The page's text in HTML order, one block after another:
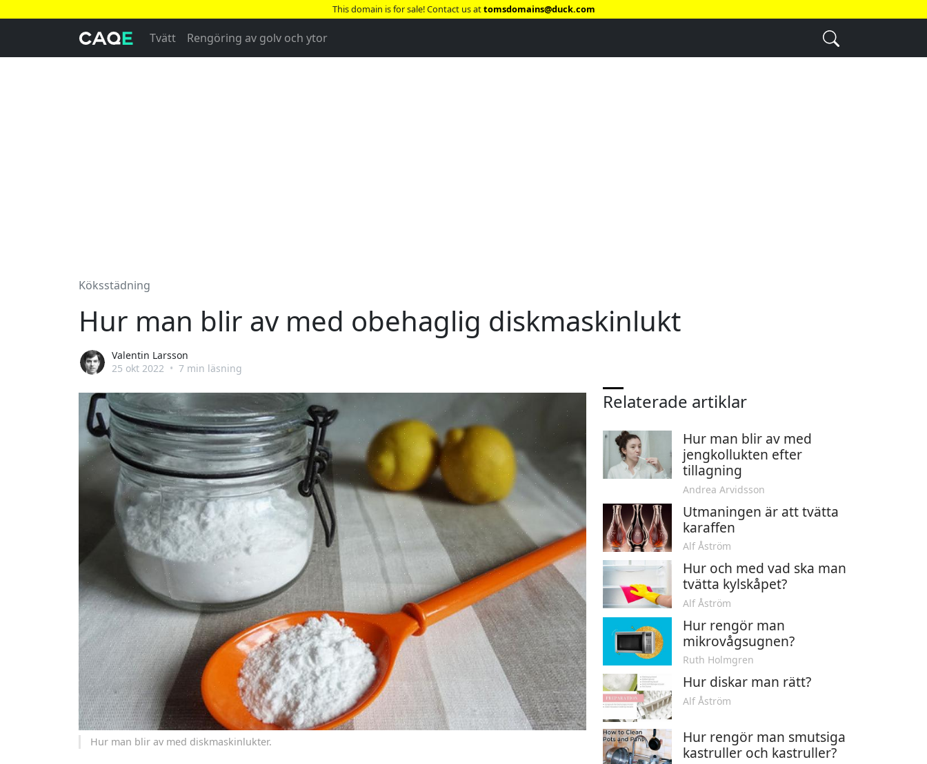
This domain is for sale! Contact us attomsdomains@duck.com
Tvätt Rengöring av golv och ytor
Köksstädning
Hur man blir av med obehaglig diskmaskinlukt
Valentin Larsson
25 okt 2022 • 7 min läsning
Hur man blir av med diskmaskinlukter.
Relaterade artiklar
Hur man blir av med
jengkollukten efter
tillagning
Andrea Arvidsson
Utmaningen är att tvätta
karaffen
Alf Åström
Hur och med vad ska man
tvätta kylskåpet?
Alf Åström
Hur rengör man
mikrovågsugnen?
Ruth Holmgren
Hur diskar man rätt?
Alf Åström
Hur rengör man smutsiga
kastruller och kastruller?